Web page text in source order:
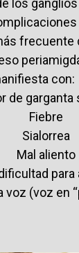
los
frecuente
con:
de garganta
Fiebre
Sialorrea
Mal aliento
para
voz (voz en